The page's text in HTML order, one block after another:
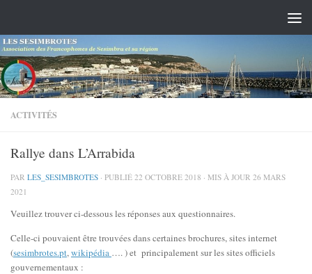
ACTIVITÉS
Rallye dans L’Arrabida
PAR LES_SESIMBROTES · PUBLIÉ 22 OCTOBRE 2018 · MIS À JOUR 26 MARS
2021
Veuillez trouver ci-dessous les réponses aux questionnaires.
Celle-ci pouvaient être trouvées dans certaines brochures, sites internet
(sesimbrotes.pt,wikipédia …. ) et principalement sur les sites officiels
gouvernementaux :